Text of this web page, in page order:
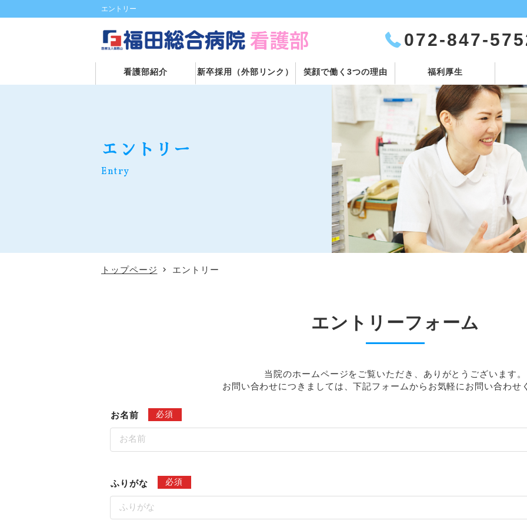
エントリー
072-847-
看護部紹介 新卒採用（外部リンク） 笑顔で働く3つの理由 福利厚生
エントリー
Entry
トップページ エントリー
エントリーフォーム
当院のホームページをご覧いただき、 ありがとうございます。
お問い合わせにつきましては、下記フォームから お気軽にお問い合わせ
お名前 必須
ふりがな 必須